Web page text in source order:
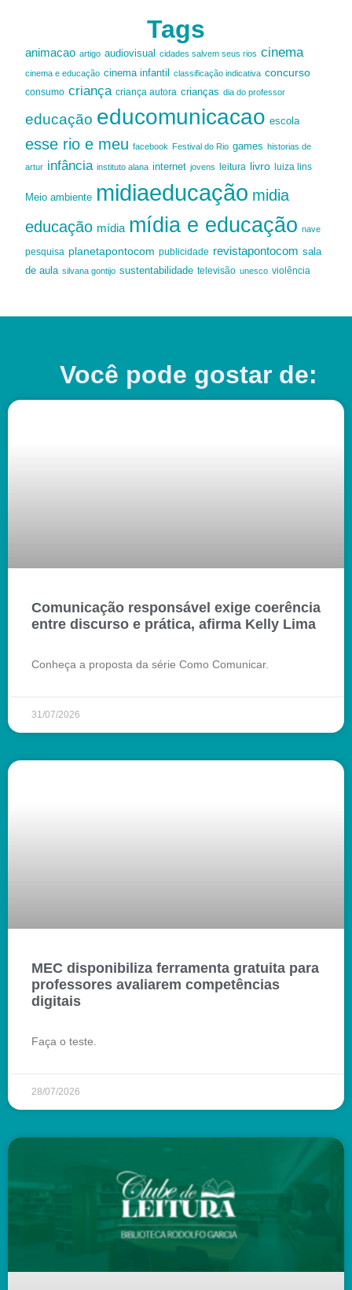
Tags
animacao artigo audiovisual cidades salvem seus rios cinema
cinema e educação cinema infantil classificação indicativa concurso
consumo criança criança autora crianças dia do professor
educação educomunicacao escola
esse rio e meu facebook Festival do Rio games historias de
artur infância instituto alana internet jovens leitura livro luiza lins
Meio ambiente midiaeducação midia
educação mídia mídia e educação nave
pesquisa planetapontocom publicidade revistapontocom sala
de aula silvana gontijo sustentabilidade televisão unesco violência
Você pode gostar de:
Comunicação responsável exige coerência
entre discurso e prática, afirma Kelly Lima
Conheça a proposta da série Como Comunicar.
31/07/2026
MEC disponibiliza ferramenta gratuita para
professores avaliarem competências
digitais
Faça o teste.
28/07/2026